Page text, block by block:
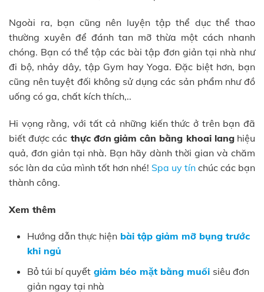
Ngoài ra, bạn cũng nên luyện tập thể dục thể thao
thường xuyên để đánh tan mỡ thừa một cách nhanh
chóng. Bạn có thể tập các bài tập đơn giản tại nhà như
đi bộ, nhảy dây, tập Gym hay Yoga. Đặc biệt hơn, bạn
cũng nên tuyệt đối không sử dụng các sản phẩm như đồ
uống có ga, chất kích thích,..
Hi vọng rằng, với tất cả những kiến thức ở trên bạn đã
biết được các thực đơn giảm cân bằng khoai langhiệu
quả, đơn giản tại nhà. Bạn hãy dành thời gian và chăm
sóc làn da của mình tốt hơn nhé! Spa uy tín chúc các bạn
thành công.
Xem thêm
Hướng dẫn thực hiệnbài tập giảm mỡ bụng trước
khi ngủ
Bỏ túi bí quyếtgiảm béo mặt bằng muối siêu đơn
giản ngay tại nhà